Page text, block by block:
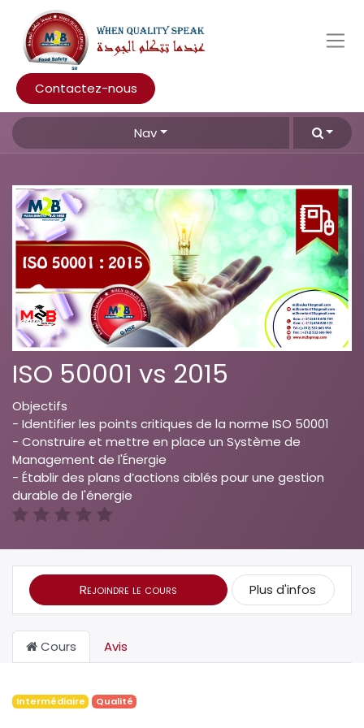
Contactez-nous
Nav
ISO 50001 vs 2015
Objectifs
- Identifier les points critiques de la norme ISO 50001
- Construire et mettre en place un Système de
Management de l'Énergie
- Établir des plans d’actions ciblés pour une gestion
durable de l'énergie
Rejoindre le cours Plus d'infos
Cours Avis
Intermédiaire Qualité